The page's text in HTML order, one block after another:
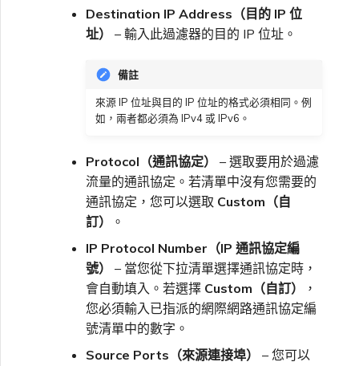
Destination IP Address（目的 IP 位
址）
– 輸入此過濾器的目的 IP 位址。
備註
來源 IP 位址與目的 IP 位址的格式必須相同。例
如，兩者都必須為 IPv4 或 IPv6。
Protocol（通訊協定）
– 選取要用於過濾
流量的通訊協定。若清單中沒有您需要的
通訊協定，您可以選取 Custom（自
訂）
。
IP Protocol Number（IP 通訊協定編
號）
– 當您從下拉清單選擇通訊協定時，
會自動填入。若選擇 Custom（自訂）
，
您必須輸入已指派的網際網路通訊協定編
號清單中的數字。
Source Ports（來源連接埠）
– 您可以